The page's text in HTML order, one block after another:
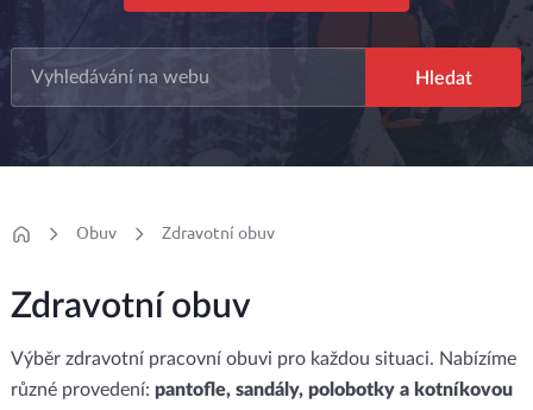
Obuv Zdravotní obuv
Zdravotní obuv
Výběr zdravotní pracovní obuvi pro každou situaci. Nabízíme
různé provedení: pantofle, sandály, polobotky a kotníkovou